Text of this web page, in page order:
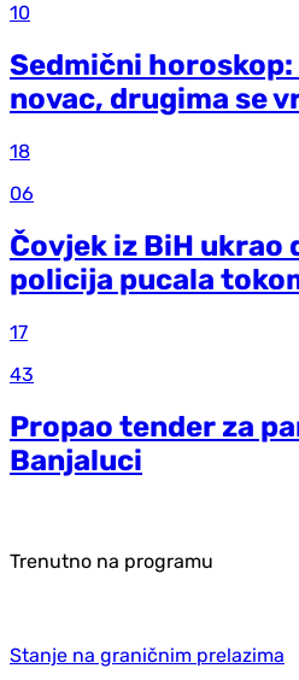
10
Sedmični
novac, drugima se
18
06
Čovjek iz BiH ukrao
policija pucala
17
43
Propao tender za
Banjaluci
Trenutno na programu
Stanje na graničnim prelazima